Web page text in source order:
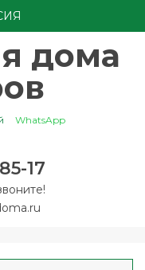
WhatsApp
17